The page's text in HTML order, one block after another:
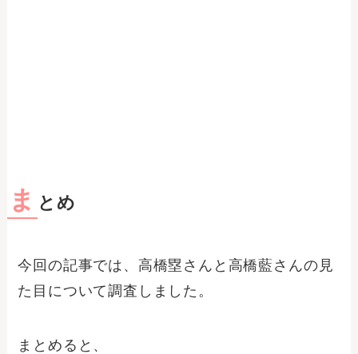
ま とめ
今回の記事では、高橋塁さんと高橋藍さんの見
た目について調査しました。
まとめると、